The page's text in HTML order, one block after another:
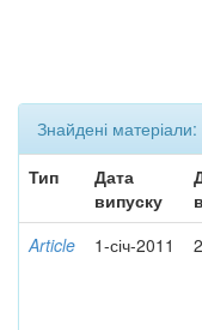
Знайдені матеріали:
Тип
Дата
випуску
Article 1-січ-2011